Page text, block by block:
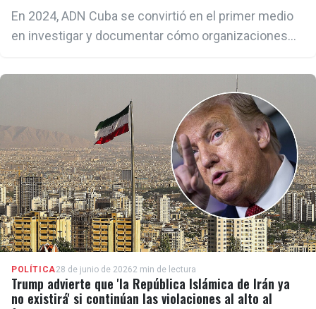
En 2024, ADN Cuba se convirtió en el primer medio
en investigar y documentar cómo organizaciones
facilitaron viajes a Cuba de activistas que
posteriormente participaron en las protestas
antiisraelíes en la Universidad de Columbia. La
investigación también reconstruyó las conexiones
históricas de la familia Singham con el régimen
cubano
POLÍTICA28 de junio de 20262 min de lectura
Trump advierte que 'la República Islámica de Irán ya
no existirá' si continúan las violaciones al alto al